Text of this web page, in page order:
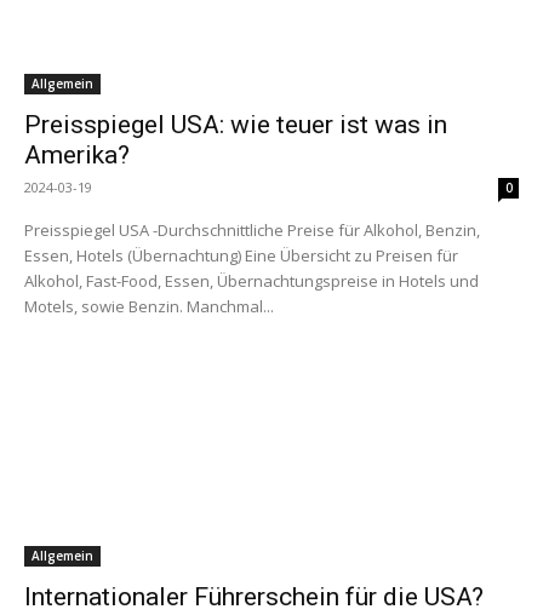
Allgemein
Preisspiegel USA: wie teuer ist was in
Amerika?
2024-03-19 0
Preisspiegel USA -Durchschnittliche Preise für Alkohol, Benzin,
Essen, Hotels (Übernachtung) Eine Übersicht zu Preisen für
Alkohol, Fast-Food, Essen, Übernachtungspreise in Hotels und
Motels, sowie Benzin. Manchmal...
Allgemein
Internationaler Führerschein für die USA?